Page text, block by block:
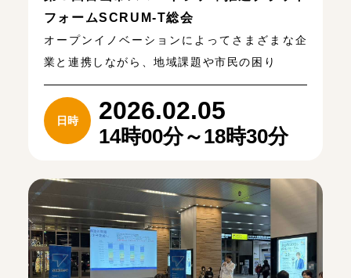
フォームSCRUM-T総会
オープンイノベーションによってさまざまな企
業と連携しながら、地域課題や市民の困り
日時 2026.02.05
14時00分～18時30分